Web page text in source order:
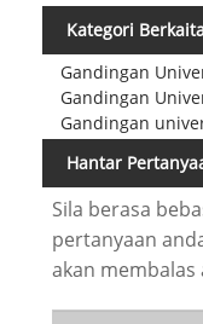
Kategori
Gandingan
Gandingan
Gandingan
Hantar
Sila berasa
pertanyaan
akan membalas